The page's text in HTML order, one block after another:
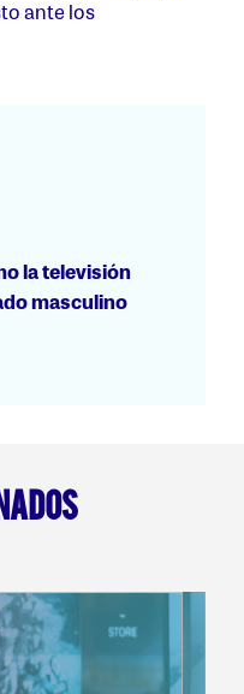
ante los
la televisión
masculino